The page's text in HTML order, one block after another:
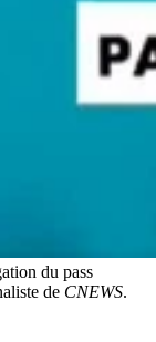
du pass
de CNEWS.